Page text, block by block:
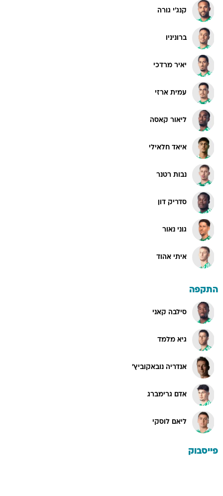
קנג'י גורה
ברוניניו
יאיר מרדכי
עמית ארזי
ליאור קאסה
איאד חלאילי
נבות רטנר
סדריק דון
גוני נאור
איתי אהוד
התקפה
סילבה קאני
גיא מלמד
אנדריה נובאקוביץ'
אדם גרימברג
ליאם לוסקי
פייסבוק